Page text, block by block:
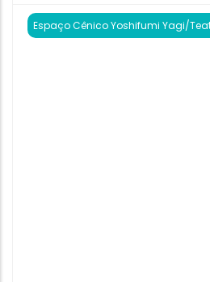
Espaço Cênico Yoshifumi Yagi/